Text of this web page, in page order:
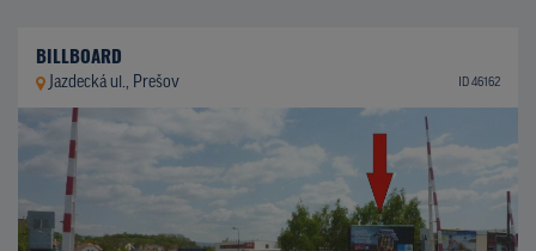
BILLBOARD
Jazdecká ul., Prešov ID 46162